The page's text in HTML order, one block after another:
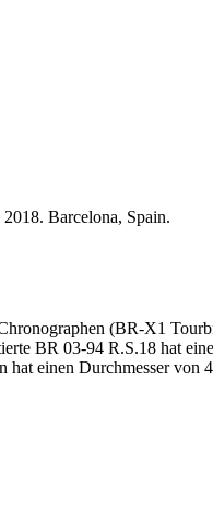
Barcelona, Spain.
(BR-X1
BR 03-94 R.S.18 hat
hat einen Durchmesser von